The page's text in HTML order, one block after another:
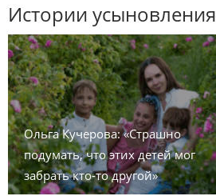
Истории усыновления
Ольга Кучерова: «Страшно
подумать, что этих детей мог
забрать кто-то другой»